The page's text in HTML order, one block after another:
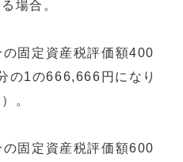
場合。
固定資産税評価額400
の1の666,666円になり
。
固定資産税評価額600